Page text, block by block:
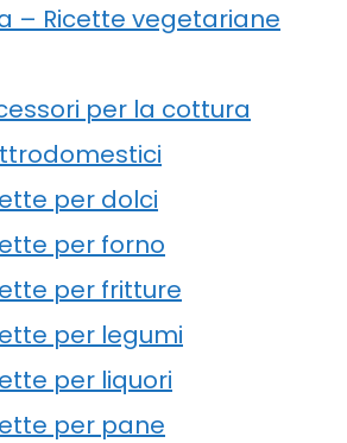
– Ricette vegetariane
per la cottura
per dolci
per forno
per fritture
per legumi
per liquori
per pane